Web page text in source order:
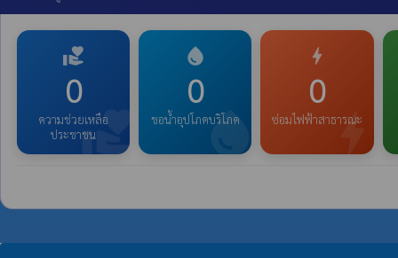
volunteer_activism
volunteer_activism
0
ความช่วยเหลือ
ประชาชน
water_drop
water_drop
0
ขอน้ำอุปโภคบริโภค bolt
bolt
0
ซ่อมไฟฟ้าสาธารณะ